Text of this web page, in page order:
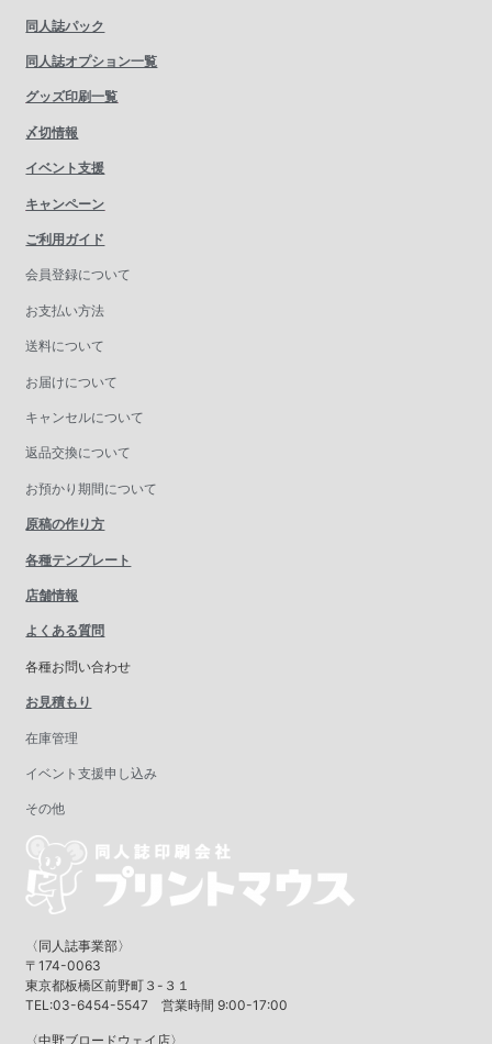
同人誌パック
同人誌オプション一覧
グッズ印刷一覧
〆切情報
イベント支援
キャンペーン
ご利用ガイド
会員登録について
お支払い方法
送料について
お届けについて
キャンセルについて
返品交換について
お預かり期間について
原稿の作り方
各種テンプレート
店舗情報
よくある質問
各種お問い合わせ
お見積もり
在庫管理
イベント支援申し込み
その他
〈同人誌事業部〉
〒174-0063
東京都板橋区前野町３-３１
TEL:03-6454-5547 営業時間 9:00-17:00
〈中野ブロードウェイ店〉